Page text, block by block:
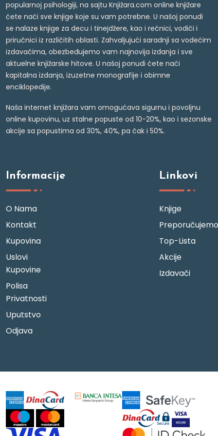
popularnoj psihologiji, na sajtu Knjižara.com online knjižare
ćete naći sve knjige koje su vam potrebne. U našoj ponudi
se nalaze knjige za decu i tinejdžere, kao i rečnici, vodiči i
priručnici iz različitih oblasti. Zahvaljujući saradnji sa vodećim
izdavačima, obezbeđujemo vam najnovija izdanja i sve
aktuelne knjižarske hitove. U našoj ponudi ćete naći
kapitalna izdanja, izuzetne monografije i obimne
enciklopedije.
Naša internet knjižara vam omogućava sigurnu i povoljnu
online kupovinu, uz stalne popuste od 10-20%, kao i sezonske
akcije sa popustima od 30%, 40%, pa čak i 50%.
Informacije
O Nama
Kontakt
Kupovina
Uslovi
Kupovine
Polisa
Privatnosti
Uputstvo
Odjava
Linkovi
Knjige
Preporučujemo
Top-Lista
Akcije
Izdavači